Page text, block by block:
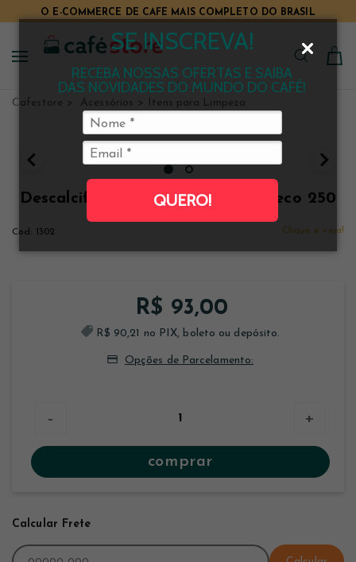
SE INSCREVA!
RECEBA NOSSAS OFERTAS E SAIBA
DAS NOVIDADES DO MUNDO DO CAFÉ!
QUERO!
O E-COMMERCE DE CAFÉ MAIS COMPLETO DO BRASIL
Cafestore Acessórios Itens para Limpeza
Descalcificante Líquido Philips Saeco 250
1302 Clique e veja!
R$ 93,00
R$ 90,21 no PIX, boleto ou depósito.
Opções de Parcelamento:
- +
comprar
Calcular Frete